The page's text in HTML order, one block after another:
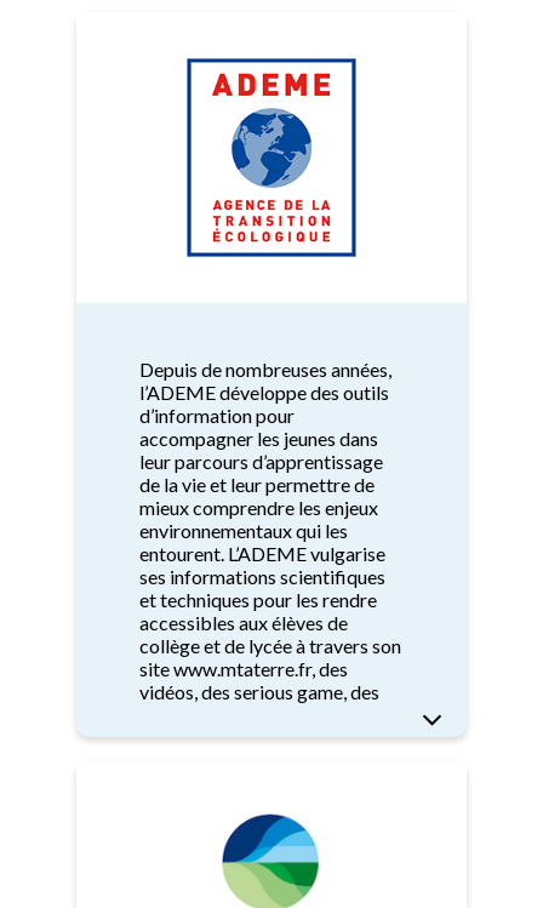
Depuis de nombreuses années,
l’ADEME développe des outils
d’information pour
accompagner les jeunes dans
leur parcours d’apprentissage
de la vie et leur permettre de
mieux comprendre les enjeux
environnementaux qui les
entourent. L’ADEME vulgarise
ses informations scientifiques
et techniques pour les rendre
accessibles aux élèves de
collège et de lycée à travers son
site www.mtaterre.fr, des
vidéos, des serious game, des
d’informations.